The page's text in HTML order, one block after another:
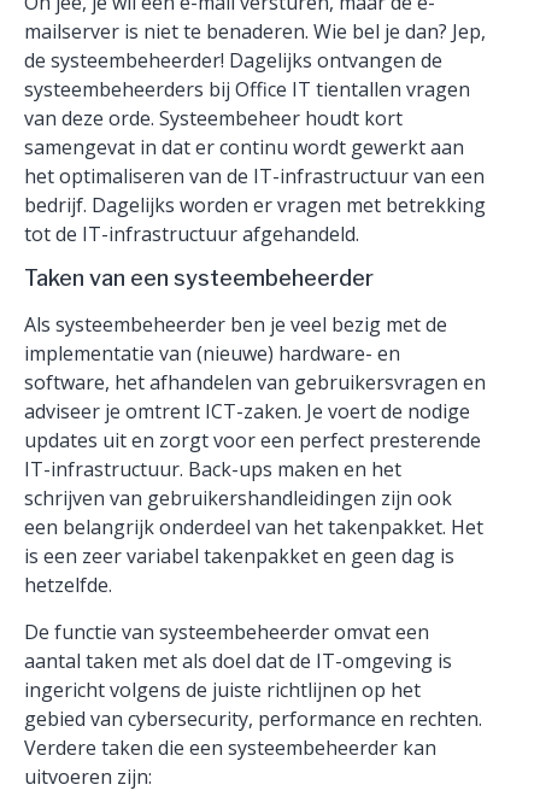
mailserver is niet te benaderen. Wie bel je dan? Jep,
de systeembeheerder! Dagelijks ontvangen de
systeembeheerders bij Office IT tientallen vragen
van deze orde. Systeembeheer houdt kort
samengevat in dat er continu wordt gewerkt aan
het optimaliseren van de IT-infrastructuur van een
bedrijf. Dagelijks worden er vragen met betrekking
tot de IT-infrastructuur afgehandeld.
Taken van een systeembeheerder
Als systeembeheerder ben je veel bezig met de
implementatie van (nieuwe) hardware- en
software, het afhandelen van gebruikersvragen en
adviseer je omtrent ICT-zaken. Je voert de nodige
updates uit en zorgt voor een perfect presterende
IT-infrastructuur. Back-ups maken en het
schrijven van gebruikershandleidingen zijn ook
een belangrijk onderdeel van het takenpakket. Het
is een zeer variabel takenpakket en geen dag is
hetzelfde.
De functie van systeembeheerder omvat een
aantal taken met als doel dat de IT-omgeving is
ingericht volgens de juiste richtlijnen op het
gebied van cybersecurity, performance en rechten.
Verdere taken die een systeembeheerder kan
uitvoeren zijn: